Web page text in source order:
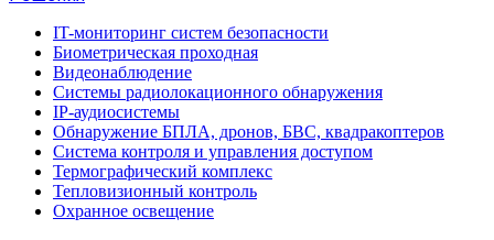
IT-мониторинг систем безопасности
Биометрическая проходная
Видеонаблюдение
Системы радиолокационного обнаружения
IP-аудиосистемы
Обнаружение БПЛА, дронов, БВС, квадракоптеров
Система контроля и управления доступом
Термографический комплекс
Тепловизионный контроль
Охранное освещение